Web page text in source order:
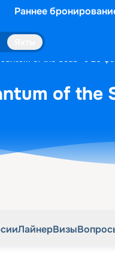
Раннее
of the Seas» с 20
of the
ЛайнерВизы